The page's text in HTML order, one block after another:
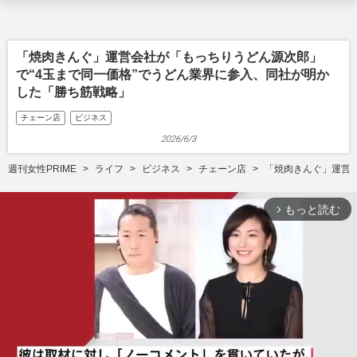
「焼肉きんぐ」運営会社が「もっちりうどん源次郎」
で“4玉まで同一価格”でうどん業界に参入、同社が明か
した「勝ち筋戦略」
チェーン店 ビジネス
2026/6/3
週刊女性PRIME ライフ ビジネス チェーン店 「焼肉きんぐ」運
arrow_forward_ios もっと読む